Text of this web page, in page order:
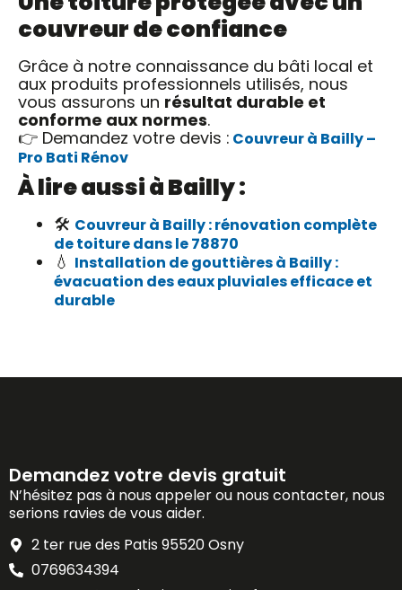
couvreur de confiance
Grâce à notre connaissance du bâti local et
aux produits professionnels utilisés, nous
vous assurons un résultat durable et
conforme aux normes.
👉 Demandez votre devis : Couvreur à Bailly –
Pro Bati Rénov
À lire aussi à Bailly :
🛠️ Couvreur à Bailly : rénovation complète
de toiture dans le 78870
💧 Installation de gouttières à Bailly :
évacuation des eaux pluviales efficace et
durable
Demandez votre devis gratuit
N’hésitez pas à nous appeler ou nous contacter, nous
serions ravies de vous aider.
2 ter rue des Patis 95520 Osny
0769634394